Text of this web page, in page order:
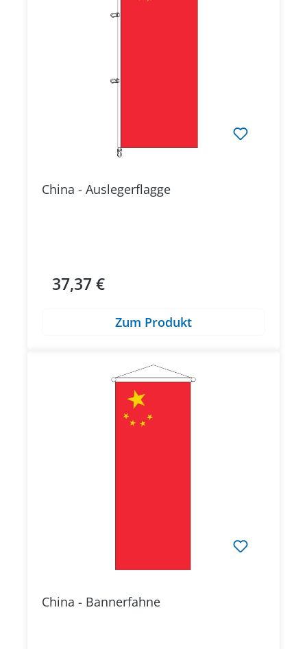
China - Auslegerflagge
Regulärer Preis:
37,37 €
Zum Produkt
China - Bannerfahne